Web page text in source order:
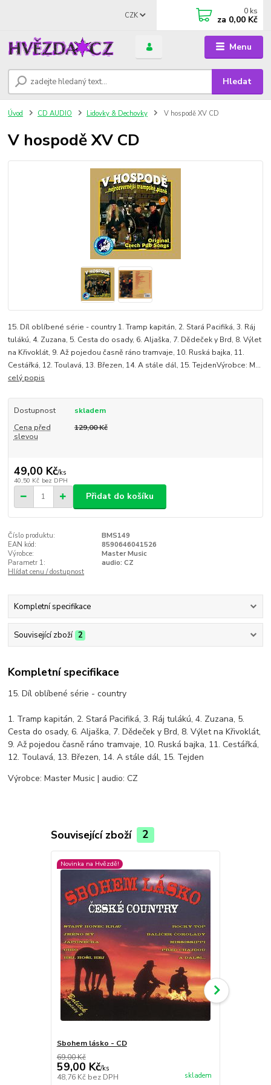
Menu
CZK
Hledat
0 ks
za 0,00 Kč
Úvod CD AUDIO Lidovky & Dechovky V hospodě XV CD
V hospodě XV CD
15. Díl oblíbené série - country 1. Tramp kapitán, 2. Stará Pacifiká, 3. Ráj
tulákú, 4. Zuzana, 5. Cesta do osady, 6. Aljaška, 7. Dědeček y Brd, 8. Výlet
na Křivoklát, 9. Až pojedou časně ráno tramvaje, 10. Ruská bajka, 11.
Cestářká, 12. Toulavá, 13. Březen, 14. A stále dál, 15. TejdenVýrobce: M...
celý popis
Dostupnost
skladem
Cena před
slevou
129,00 Kč
49,00 Kč/ks
40,50 Kč bez DPH
Přidat do košíku
Číslo produktu:
BMS149
EAN kód:
8590646041526
Výrobce:
Master Music
Parametr 1:
audio: CZ
Hlídat cenu / dostupnost
Kompletní specifikace
Související zboží 2
Kompletní specifikace
15. Díl oblíbené série - country
1. Tramp kapitán, 2. Stará Pacifiká, 3. Ráj tulákú, 4. Zuzana, 5.
Cesta do osady, 6. Aljaška, 7. Dědeček y Brd, 8. Výlet na Křivoklát,
9. Až pojedou časně ráno tramvaje, 10. Ruská bajka, 11. Cestářká,
12. Toulavá, 13. Březen, 14. A stále dál, 15. Tejden
Výrobce: Master Music | audio: CZ
Související zboží 2
Novinka na Hvězdě!
Sbohem lásko - CD
69,00 Kč
59,00 Kč/ks
48,76 Kč bez DPH skladem